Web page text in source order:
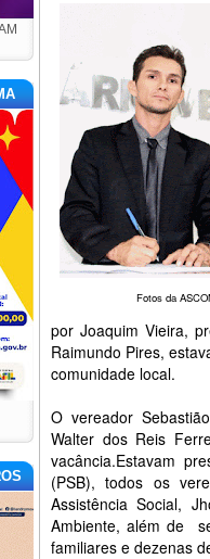
Fotos da
por Joaquim Vieira,
Raimundo Pires,
comunidade local.
O vereador
Walter dos Reis
vacância.Estavam
(PSB), todos os
Assistência Social,
Ambiente, além de
familiares e dezenas